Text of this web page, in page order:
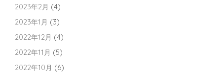
2023年2月 (4)
2023年1月 (3)
2022年12月 (4)
2022年11月 (5)
2022年10月 (6)